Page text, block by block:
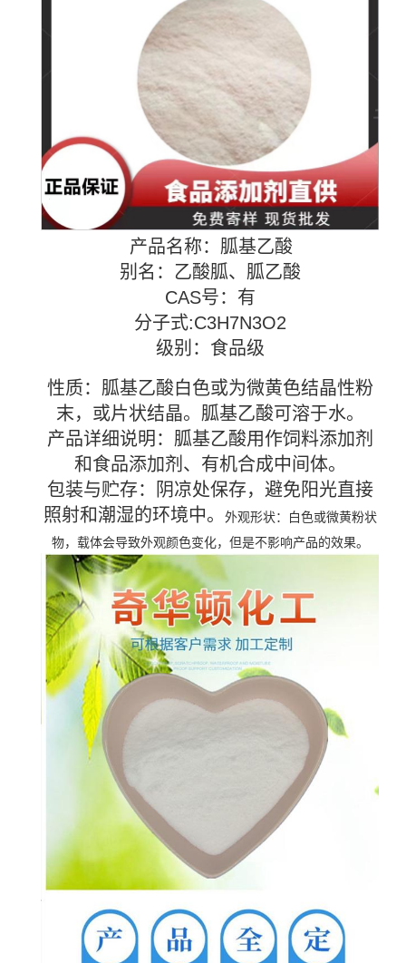
产品名称：胍基乙酸
别名：乙酸胍、胍乙酸
CAS号：有
分子式:C3H7N3O2
级别：食品级
性质：胍基乙酸白色或为微黄色结晶性粉
末，或片状结晶。胍基乙酸可溶于水。
产品详细说明：胍基乙酸用作饲料添加剂
和食品添加剂、有机合成中间体。
包装与贮存：阴凉处保存，避免阳光直接
照射和潮湿的环境中。 外观形状：白色或微黄粉状
物，载体会导致外观颜色变化，但是不影响产品的效果。